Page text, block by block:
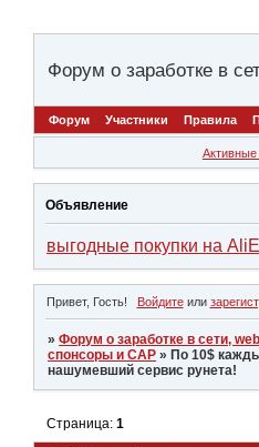
Форум о заработке в
Форум Участники Правила
Объявление
выгодные покупки на
Привет, Гость! Войдитеили
»Форум о заработке в сети,
спонсоры и САР » По 10$
нашумевший сервис рунета!
Страница:1